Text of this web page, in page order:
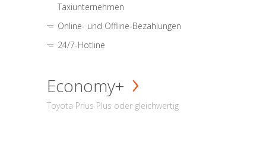
Taxiunternehmen
Online- und Offline-Bezahlungen
24/7-Hotline
Economy+
Toyota Prius Plus oder gleichwertig